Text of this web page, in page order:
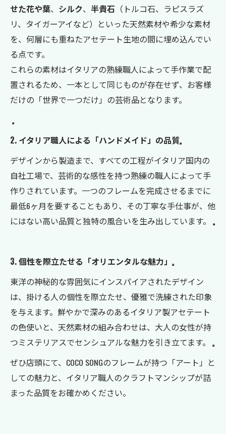
せた花や葉、 シルク、 半貴石 （トルコ石、ラピスラズ
リ、タイガーアイなど）といった天然素材や希少な素材
を、何層にも重ねたアセテート生地の間に埋め込んでい
る点です。
これらの素材はイタリアの熟練職人によって手作業で配
置されるため、一本として同じものが存在せず、お客様
だけの「世界で一つだけ」の芸術品となります。
2. イタリア職人による「ハンドメイド」の品質
デザインから製造まで、すべての工程がイタリア国内の
自社工場で、芸術的な感性を持つ熟練の職人によって手
作りされています。一つのフレームを完成させるまでに
最低6ヶ月を要することもあり、その丁寧な手仕事が、他
にはない高い品質と独特の風合いを生み出しています。
3. 個性を際立たせる「オリエンタルな魅力」
東洋の神秘的な雰囲気にインスパイアされたデザイン
は、掛ける人の個性を際立たせ、優雅で洗練された印象
を与えます。鮮やかで深みのあるイタリア製アセテート
の色使いと、天然素材の組み合わせは、大人の女性が持
つミステリアスでセンシュアルな魅力を引き立てます。
ぜひ店頭にて、COCO SONGのフレームが持つ「アート」と
しての魅力と、イタリア職人のクラフトマンシップが詰
まった品質をお確かめください。
お問い合わせはこちら